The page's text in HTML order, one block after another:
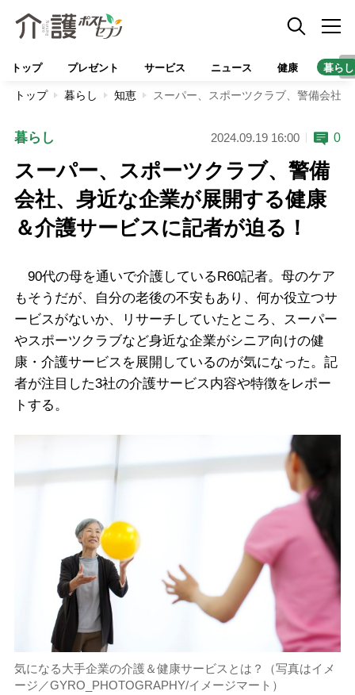
トップ プレゼント サービス ニュース 健康 暮らし
トップ 暮らし 知恵 スーパー、スポーツクラブ、警備会社
暮らし 2024.09.19 16:00 0
スーパー、スポーツクラブ、警備
会社、身近な企業が展開する健康
＆介護サービスに記者が迫る！
90代の母を通いで介護しているR60記者。母のケア
もそうだが、自分の老後の不安もあり、何か役立つサ
ービスがないか、リサーチしていたところ、スーパー
やスポーツクラブなど身近な企業がシニア向けの健
康・介護サービスを展開しているのが気になった。記
者が注目した3社の介護サービス内容や特徴をレポー
トする。
気になる大手企業の介護＆健康サービスとは？（写真はイメ
ージ／GYRO_PHOTOGRAPHY/イメージマート）